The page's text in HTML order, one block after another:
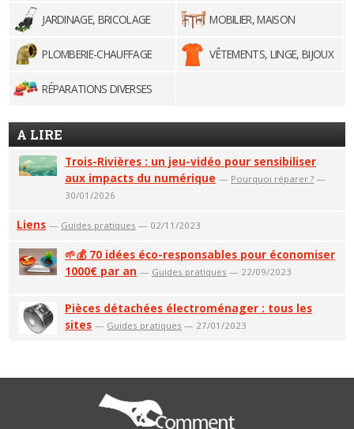
JARDINAGE, BRICOLAGE
MOBILIER, MAISON
PLOMBERIE-CHAUFFAGE VÊTEMENTS, LINGE, BIJOUX
RÉPARATIONS DIVERSES
A LIRE
Trois-Rivières : un jeu-vidéo pour sensibiliser
aux impacts du numérique — Pourquoi réparer ? —
30/01/2026
Liens — Guides pratiques — 02/11/2023
🌱💰 70 idées éco-responsables pour économiser
1000€ par an — Guides pratiques — 22/09/2023
Pièces détachées électroménager : tous les
sites — Guides pratiques — 27/01/2023